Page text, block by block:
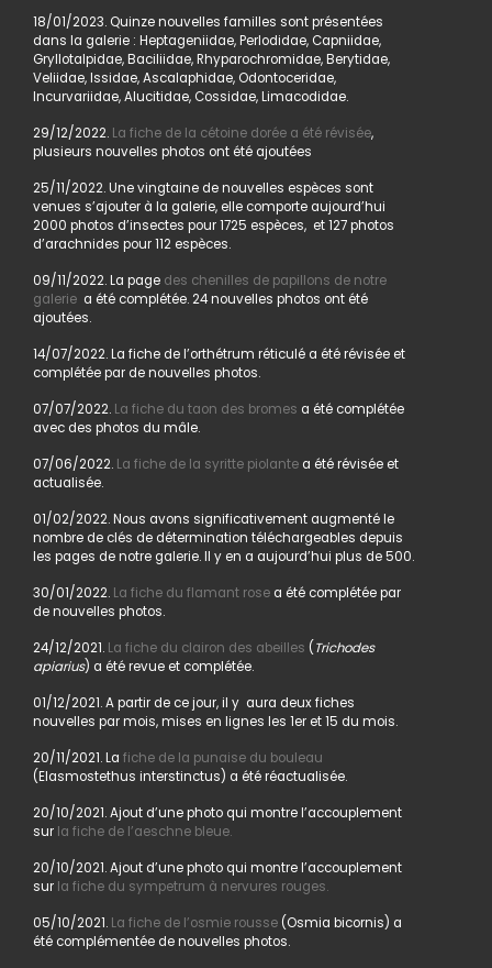
18/01/2023. Quinze nouvelles familles sont présentées
dans la galerie : Heptageniidae, Perlodidae, Capniidae,
Gryllotalpidae, Baciliidae, Rhyparochromidae, Berytidae,
Veliidae, Issidae, Ascalaphidae, Odontoceridae,
Incurvariidae, Alucitidae, Cossidae, Limacodidae.
29/12/2022. La fiche de la cétoine dorée a été révisée,
plusieurs nouvelles photos ont été ajoutées
25/11/2022. Une vingtaine de nouvelles espèces sont
venues s’ajouter à la galerie, elle comporte aujourd’hui
2000 photos d’insectes pour 1725 espèces, et 127 photos
d’arachnides pour 112 espèces.
09/11/2022. La page des chenilles de papillons de notre
galerie a été complétée. 24 nouvelles photos ont été
ajoutées.
14/07/2022. La fiche de l’orthétrum réticulé a été révisée et
complétée par de nouvelles photos.
07/07/2022. La fiche du taon des bromes a été complétée
avec des photos du mâle.
07/06/2022. La fiche de la syritte piolantea été révisée et
actualisée.
01/02/2022. Nous avons significativement augmenté le
nombre de clés de détermination téléchargeables depuis
les pages de notre galerie. Il y en a aujourd’hui plus de 500.
30/01/2022. La fiche du flamant rosea été complétée par
de nouvelles photos.
24/12/2021. La fiche du clairon des abeilles ( Trichodes
apiarius) a été revue et complétée.
01/12/2021. A partir de ce jour, il y aura deux fiches
nouvelles par mois, mises en lignes les 1er et 15 du mois.
20/11/2021. La fiche de la punaise du bouleau
(Elasmostethus interstinctus) a été réactualisée.
20/10/2021. Ajout d’une photo qui montre l’accouplement
sur la fiche de l’aeschne bleue.
20/10/2021. Ajout d’une photo qui montre l’accouplement
sur la fiche du sympetrum à nervures rouges.
05/10/2021. La fiche de l’osmie rousse(Osmia bicornis) a
été complémentée de nouvelles photos.